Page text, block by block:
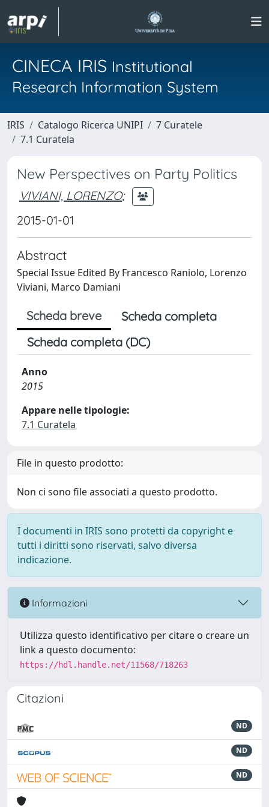
CINECA IRIS Institutional
Research Information System
IRIS Catalogo Ricerca UNIPI
7 Curatele
7.1 Curatela
New Perspectives on Party Politics
VIVIANI, LORENZO;
2015-01-01
Abstract
Special Issue Edited By Francesco Raniolo, Lorenzo
Viviani, Marco Damiani
Scheda breve
Scheda completa
Scheda completa (DC)
Anno
2015
Appare nelle tipologie:
7.1 Curatela
File in questo prodotto:
Non ci sono file associati a questo prodotto.
I documenti in IRIS sono protetti da copyright e
tutti i diritti sono riservati, salvo diversa
indicazione.
Informazioni
Utilizza questo identificativo per citare o creare un
link a questo documento:
https://hdl.handle.net/11568/718263
Citazioni
ND
ND
ND